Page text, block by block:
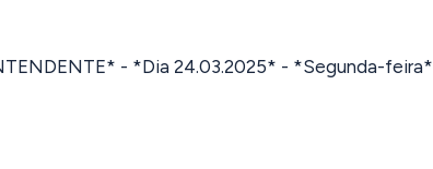
- *Dia 24.03.2025* - *Segunda-feira*